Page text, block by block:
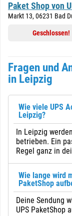
Paket Shop von
Markt 13, 06231 Bad
Geschlossen!
Fragen und
in Leipzig
Wie viele UPS
Leipzig?
In Leipzig
betrieben. Ein
Regel ganz in
Wie lange wird
PaketShop
Deine Sendung
UPS PaketShop